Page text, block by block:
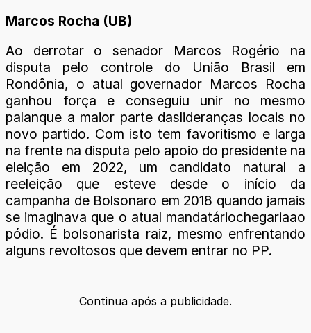
Marcos Rocha (UB)
Ao derrotar o senador Marcos Rogério na
disputa pelo controle do União Brasil em
Rondônia, o atual governador Marcos Rocha
ganhou força e conseguiu unir no mesmo
palanque a maior parte daslideranças locais no
novo partido. Com isto tem favoritismo e larga
na frente na disputa pelo apoio do presidente na
eleição em 2022, um candidato natural a
reeleição que esteve desde o início da
campanha de Bolsonaro em 2018 quando jamais
se imaginava que o atual mandatáriochegariaao
pódio. É bolsonarista raiz, mesmo enfrentando
alguns revoltosos que devem entrar no PP.
Continua após a publicidade.